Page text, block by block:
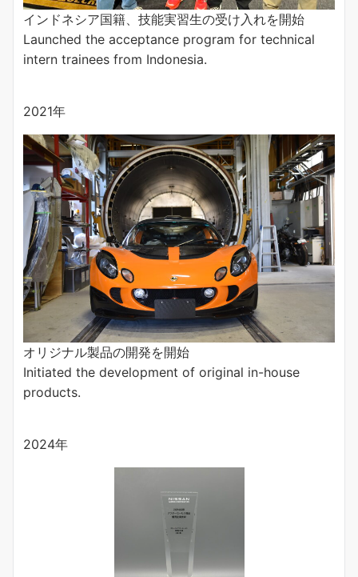
インドネシア国籍、技能実習生の受け入れを開始
Launched the acceptance program for technical
intern trainees from Indonesia.
2021年
オリジナル製品の開発を開始
Initiated the development of original in-house
products.
2024年